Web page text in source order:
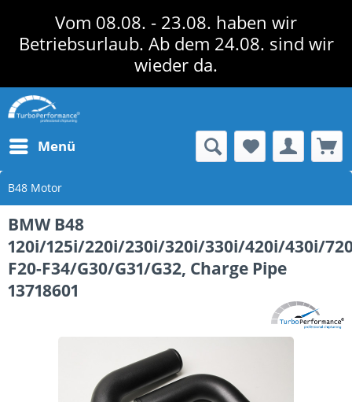
Vom 08.08. - 23.08. haben wir
Betriebsurlaub. Ab dem 24.08. sind wir
wieder da.
Menü
B48 Motor
BMW B48
120i/125i/220i/230i/320i/330i/420i/430i/
F20-F34/G30/G31/G32, Charge Pipe
13718601